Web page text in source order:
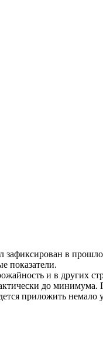
в
показатели.
и в других
до
приложить немало